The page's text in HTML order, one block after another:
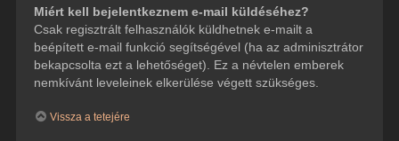
Miért kell bejelentkeznem e-mail küldéséhez?
Csak regisztrált felhasználók küldhetnek e-mailt a
beépített e-mail funkció segítségével (ha az adminisztrátor
bekapcsolta ezt a lehetőséget). Ez a névtelen emberek
nemkívánt leveleinek elkerülése végett szükséges.
Vissza a tetejére